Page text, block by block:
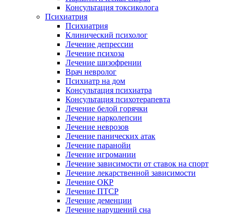
Консультация токсиколога
Психиатрия
Психиатрия
Клинический психолог
Лечение депрессии
Лечение психоза
Лечение шизофрении
Врач невролог
Психиатр на дом
Консультация психиатра
Консультация психотерапевта
Лечение белой горячки
Лечение нарколепсии
Лечение неврозов
Лечение панических атак
Лечение паранойи
Лечение игромании
Лечение зависимости от ставок на спорт
Лечение лекарственной зависимости
Лечение ОКР
Лечение ПТСР
Лечение деменции
Лечение нарушений сна